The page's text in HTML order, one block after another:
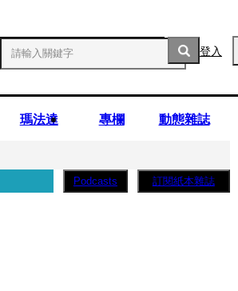
登入
瑪法達 專欄 動態雜誌
Podcasts 訂閱紙本雜誌